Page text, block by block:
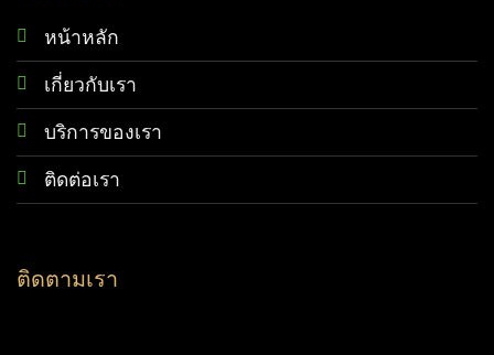
หน้าหลัก
เกี่ยวกับเรา
บริการของเรา
ติดต่อเรา
ติดตามเรา